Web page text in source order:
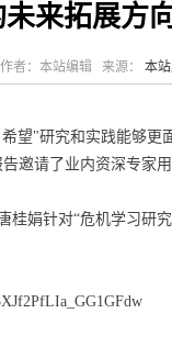
未来拓展方
作者：本站编辑 来源：本
望"研究和实践能够
邀请了业内资深专家
桂娟针对“危机学习研